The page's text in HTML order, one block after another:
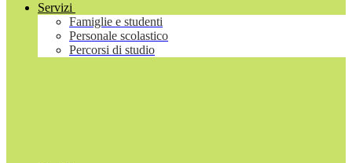
Servizi
Famiglie e studenti
Personale scolastico
Percorsi di studio